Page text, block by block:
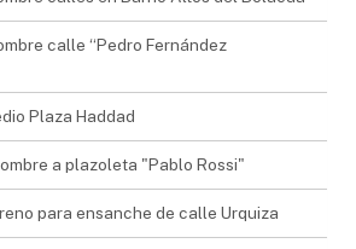
calle “Pedro Fernández
Plaza Haddad
a plazoleta "Pablo Rossi"
para ensanche de calle Urquiza